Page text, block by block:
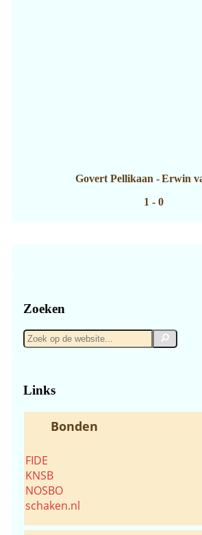
Govert Pellikaan - Erwin
1 - 0
Zoeken
Zoek
op
Zoek
Links
Bonden
FIDE
KNSB
NOSBO
schaken.nl